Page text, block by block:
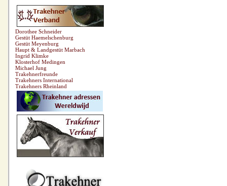
Dorothee Schneider
Gestüt Haemelschenburg
Gestüt Meyenburg
Haupt & Landgestüt Marbach
Ingrid Klimke
Klosterhof Medingen
Michael Jung
Trakehnerfreunde
Trakehners International
Trakehners Rheinland